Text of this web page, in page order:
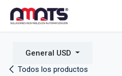
Todos los productos
General USD